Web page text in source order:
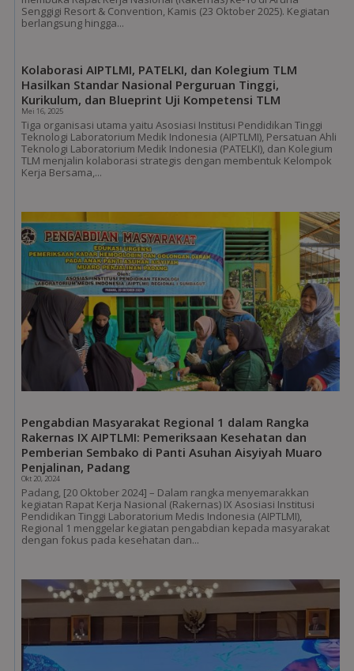
Senggigi Resort & Convention, Kamis (23 Oktober 2025). Kegiatan
berlangsung hingga...
Kolaborasi AIPTLMI, PATELKI, dan Kolegium TLM
Hasilkan Standar Nasional Perguruan Tinggi,
Kurikulum, dan Blueprint Uji Kompetensi TLM
Mei 16, 2025
Tiga organisasi utama yaitu Asosiasi Institusi Pendidikan Tinggi
Teknologi Laboratorium Medik Indonesia (AIPTLMI), Persatuan Ahli
Teknologi Laboratorium Medik Indonesia (PATELKI), dan Kolegium
TLM menjalin kolaborasi strategis dengan membentuk Kelompok
Kerja Bersama,...
Pengabdian Masyarakat Regional 1 dalam Rangka
Rakernas IX AIPTLMI: Pemeriksaan Kesehatan dan
Pemberian Sembako di Panti Asuhan Aisyiyah Muaro
Penjalinan, Padang
Okt 20, 2024
Padang, [20 Oktober 2024] – Dalam rangka menyemarakkan
kegiatan Rapat Kerja Nasional (Rakernas) IX Asosiasi Institusi
Pendidikan Tinggi Laboratorium Medis Indonesia (AIPTLMI),
Regional 1 menggelar kegiatan pengabdian kepada masyarakat
dengan fokus pada kesehatan dan...